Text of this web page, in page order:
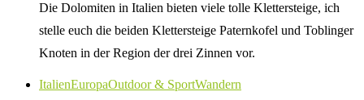
Die Dolomiten in Italien bieten viele tolle Klettersteige, ich
stelle euch die beiden Klettersteige Paternkofel und Toblinger
Knoten in der Region der drei Zinnen vor.
ItalienEuropaOutdoor & SportWandern